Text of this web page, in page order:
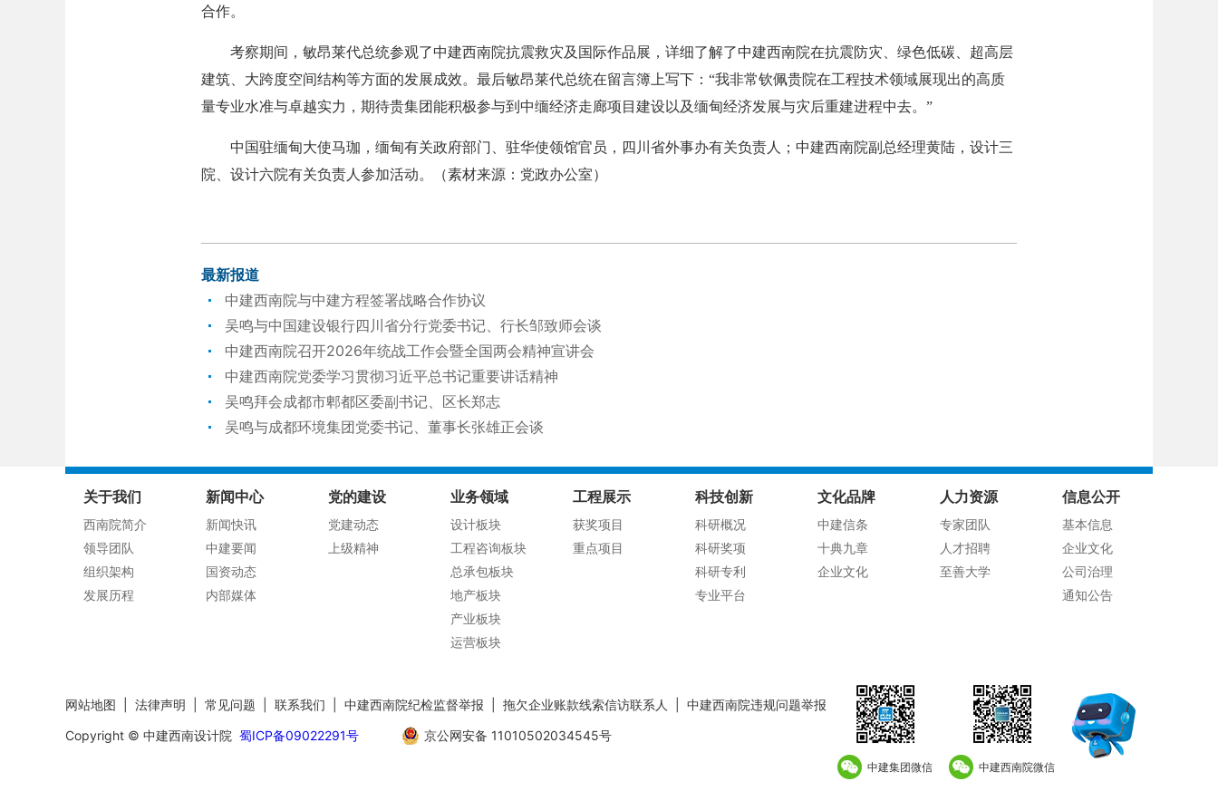
合作。
考察期间，敏昂莱代总统参观了中建西南院抗震救灾及国际作品展，详细了解了中建西南院在抗震防灾、绿色低碳、超高层
建筑、大跨度空间结构等方面的发展成效。最后敏昂莱代总统在留言簿上写下：“我非常钦佩贵院在工程技术领域展现出的高质
量专业水准与卓越实力，期待贵集团能积极参与到中缅经济走廊项目建设以及缅甸经济发展与灾后重建进程中去。”
中国驻缅甸大使马珈，缅甸有关政府部门、驻华使领馆官员，四川省外事办有关负责人；中建西南院副总经理黄陆，设计三
院、设计六院有关负责人参加活动。（素材来源：党政办公室）
最新报道
中建西南院与中建方程签署战略合作协议
吴鸣与中国建设银行四川省分行党委书记、行长邹致师会谈
中建西南院召开2026年统战工作会暨全国两会精神宣讲会
中建西南院党委学习贯彻习近平总书记重要讲话精神
吴鸣拜会成都市郫都区委副书记、区长郑志
吴鸣与成都环境集团党委书记、董事长张雄正会谈
关于我们
西南院简介
领导团队
组织架构
发展历程
新闻中心
新闻快讯
中建要闻
国资动态
内部媒体
党的建设
党建动态
上级精神
业务领域
设计板块
工程咨询板块
总承包板块
地产板块
产业板块
运营板块
工程展示
获奖项目
重点项目
科技创新
科研概况
科研奖项
科研专利
专业平台
文化品牌
中建信条
十典九章
企业文化
人力资源
专家团队
人才招聘
至善大学
信息公开
基本信息
企业文化
公司治理
通知公告
中建集团微信 中建西南院微信
网站地图 法律声明 常见问题 联系我们 中建西南院纪检监督举报 拖欠企业账款线索信访联系人
中建西南院违规问题举报
Copyright © 中建西南设计院 蜀ICP备09022291号 京公网安备 11010502034545号